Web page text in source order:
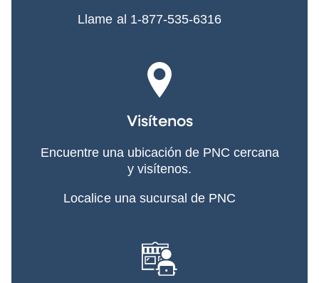
Llame al 1-877-535-6316
Visítenos
Encuentre una ubicación de PNC cercana
y visítenos.
Localice una sucursal de PNC